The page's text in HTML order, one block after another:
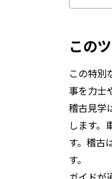
この
この特別
事を力士
稽古見学
します。
す。稽古
す。